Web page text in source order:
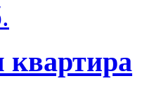
квартира